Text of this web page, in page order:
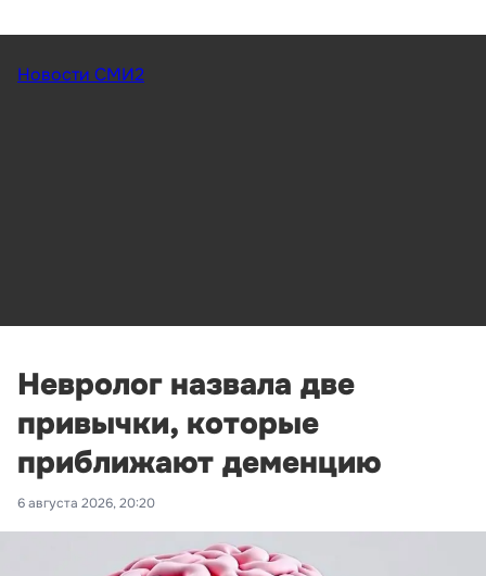
Новости СМИ2
Невролог назвала две
привычки, которые
приближают деменцию
6 августа 2026, 20:20